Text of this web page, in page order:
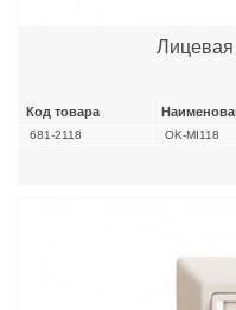
Лицевая
Код товара
681-2118 OK-MI118